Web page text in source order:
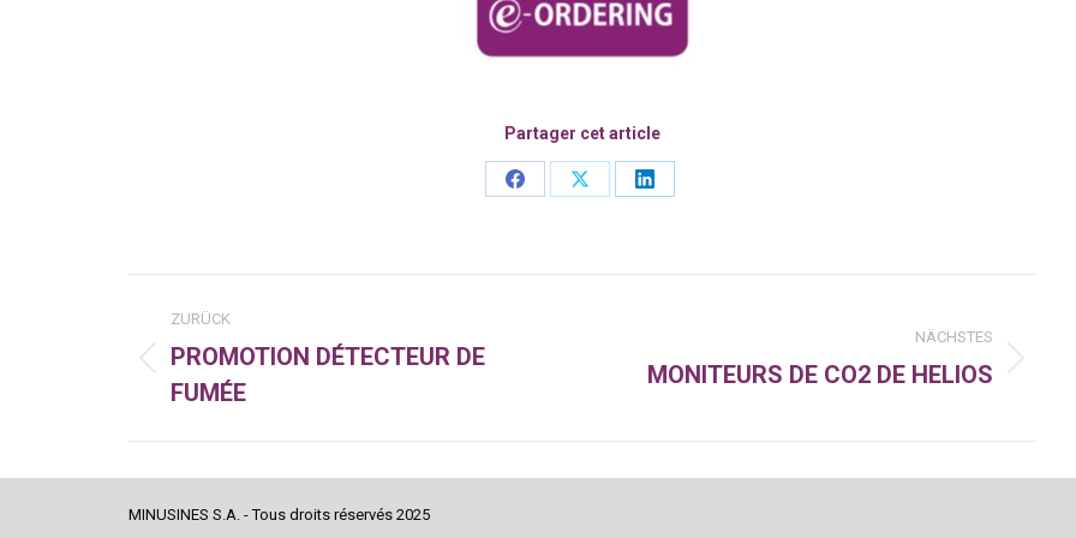
Partager cet article
Share
Share
Share
Kommentarnavigation
ZURÜCK
Vorheriger
Beitrag:
PROMOTION DÉTECTEUR DE
FUMÉE
NÄCHSTES
Nächster
MONITEURS DE CO2 DE HELIOS
MINUSINES S.A. - Tous droits réservés 2025